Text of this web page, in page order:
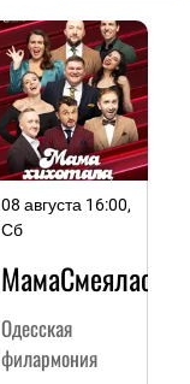
08 августа 16:00,
Сб
МамаСмеялась
Одесская
филармония